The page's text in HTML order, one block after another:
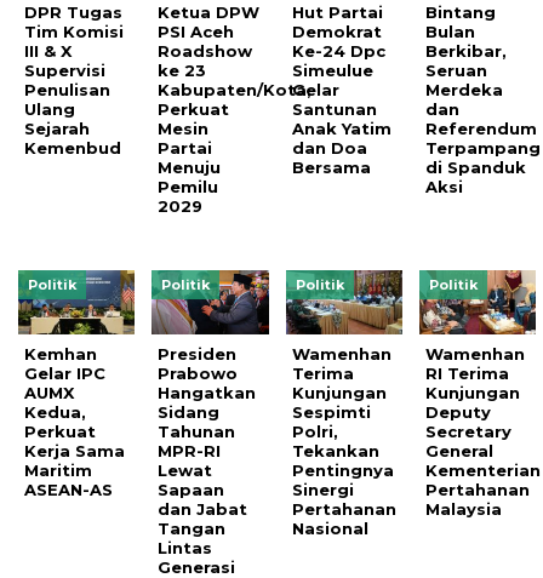
DPR Tugas
Tim Komisi
III & X
Supervisi
Penulisan
Ulang
Sejarah
Kemenbud
Ketua DPW
PSI Aceh
Roadshow
ke 23
Kabupaten/Kota,
Perkuat
Mesin
Partai
Menuju
Pemilu
2029
Hut Partai
Demokrat
Ke-24 Dpc
Simeulue
Gelar
Santunan
Anak Yatim
dan Doa
Bersama
Bintang
Bulan
Berkibar,
Seruan
Merdeka
dan
Referendum
Terpampang
di Spanduk
Aksi
Politik
Kemhan
Gelar IPC
AUMX
Kedua,
Perkuat
Kerja Sama
Maritim
ASEAN-AS
Politik
Presiden
Prabowo
Hangatkan
Sidang
Tahunan
MPR-RI
Lewat
Sapaan
dan Jabat
Tangan
Lintas
Generasi
Politik
Wamenhan
Terima
Kunjungan
Sespimti
Polri,
Tekankan
Pentingnya
Sinergi
Pertahanan
Nasional
Politik
Wamenhan
RI Terima
Kunjungan
Deputy
Secretary
General
Kementerian
Pertahanan
Malaysia